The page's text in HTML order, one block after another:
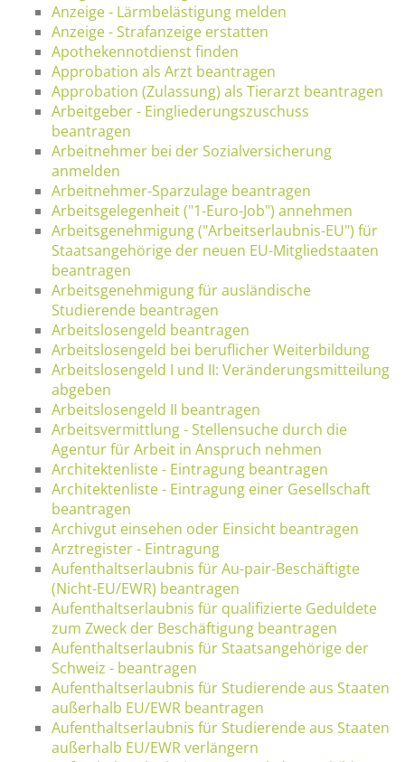
Anzeige - Lärmbelästigung melden
Anzeige - Strafanzeige erstatten
Apothekennotdienst finden
Approbation als Arzt beantragen
Approbation (Zulassung) als Tierarzt beantragen
Arbeitgeber - Eingliederungszuschuss
beantragen
Arbeitnehmer bei der Sozialversicherung
anmelden
Arbeitnehmer-Sparzulage beantragen
Arbeitsgelegenheit ("1-Euro-Job") annehmen
Arbeitsgenehmigung ("Arbeitserlaubnis-EU") für
Staatsangehörige der neuen EU-Mitgliedstaaten
beantragen
Arbeitsgenehmigung für ausländische
Studierende beantragen
Arbeitslosengeld beantragen
Arbeitslosengeld bei beruflicher Weiterbildung
Arbeitslosengeld I und II: Veränderungsmitteilung
abgeben
Arbeitslosengeld II beantragen
Arbeitsvermittlung - Stellensuche durch die
Agentur für Arbeit in Anspruch nehmen
Architektenliste - Eintragung beantragen
Architektenliste - Eintragung einer Gesellschaft
beantragen
Archivgut einsehen oder Einsicht beantragen
Arztregister - Eintragung
Aufenthaltserlaubnis für Au-pair-Beschäftigte
(Nicht-EU/EWR) beantragen
Aufenthaltserlaubnis für qualifizierte Geduldete
zum Zweck der Beschäftigung beantragen
Aufenthaltserlaubnis für Staatsangehörige der
Schweiz - beantragen
Aufenthaltserlaubnis für Studierende aus Staaten
außerhalb EU/EWR beantragen
Aufenthaltserlaubnis für Studierende aus Staaten
außerhalb EU/EWR verlängern